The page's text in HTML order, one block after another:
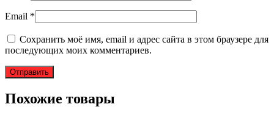
Email *
Сохранить моё имя, email и адрес сайта в этом браузере для
последующих моих комментариев.
Похожие товары